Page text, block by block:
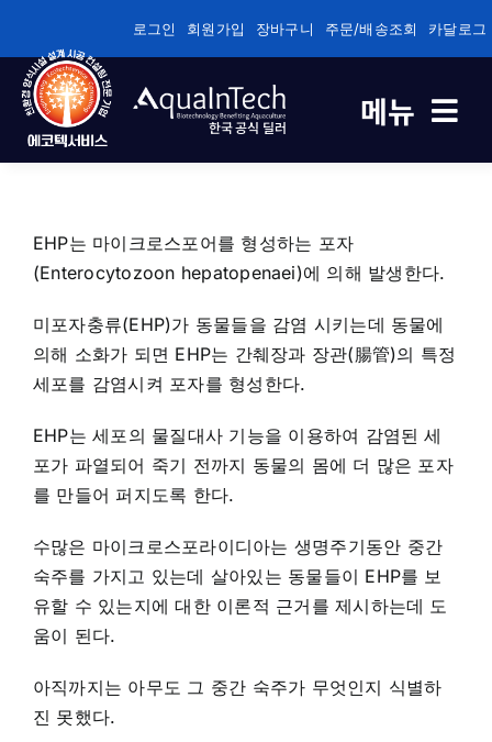
너
로그인 회원가입 장바구니 주문/배송조회 카달로그
한국 공식 딜러 메뉴
바이오플록/순환여과/순환여과 전용
건강/성장/면역관리 전용
수질관리
기술정보자료
EHP는 마이크로스포어를 형성하는 포자
(Enterocytozoon hepatopenaei)에 의해 발생한다.
미포자충류(EHP)가 동물들을 감염 시키는데 동물에
의해 소화가 되면 EHP는 간췌장과 장관(腸管)의 특정
세포를 감염시켜 포자를 형성한다.
EHP는 세포의 물질대사 기능을 이용하여 감염된 세
포가 파열되어 죽기 전까지 동물의 몸에 더 많은 포자
를 만들어 퍼지도록 한다.
수많은 마이크로스포라이디아는 생명주기동안 중간
숙주를 가지고 있는데 살아있는 동물들이 EHP를 보
유할 수 있는지에 대한 이론적 근거를 제시하는데 도
움이 된다.
아직까지는 아무도 그 중간 숙주가 무엇인지 식별하
진 못했다.